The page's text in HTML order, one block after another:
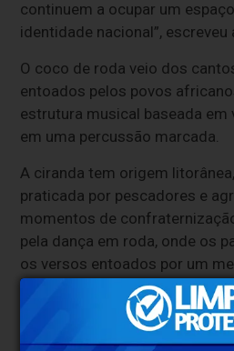
continuem a ocupar um
identidade nacional”, escreveu
O coco de roda veio dos
entoados pelos povos
estrutura musical baseada
em uma percussão marcada.
A ciranda tem origem
praticada por pescadores e
momentos de
pela dança em roda, onde os
os versos entoados por um
A mazurca tem origem
popular também em Portugal.
pelos colonizadores